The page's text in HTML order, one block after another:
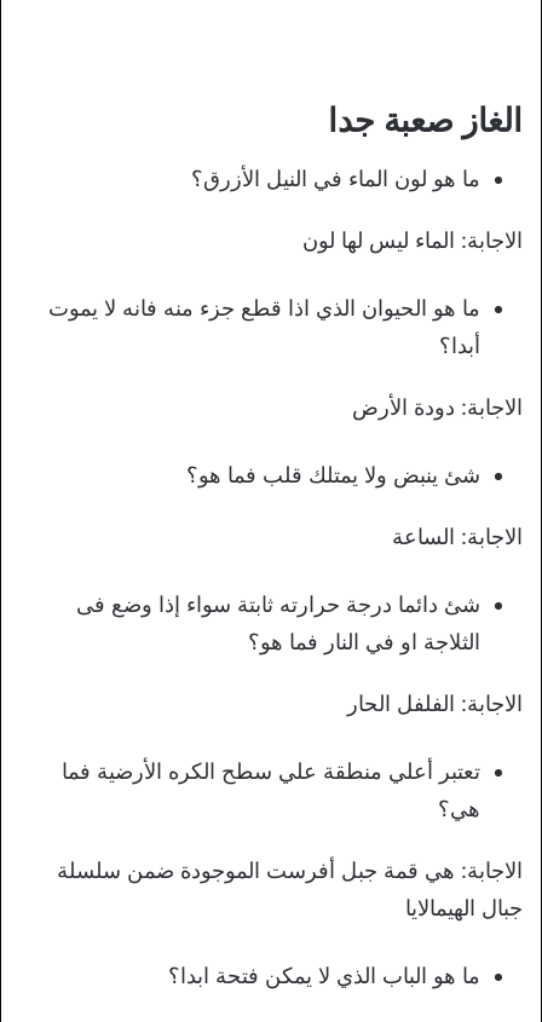
الغاز صعبة جدا
ما هو لون الماء في النيل الأزرق؟
الاجابة: الماء ليس لها لون
ما هو الحيوان الذي اذا قطع جزء منه فانه لا يموت
أبدا؟
الاجابة: دودة الأرض
شئ ينبض ولا يمتلك قلب فما هو؟
الاجابة: الساعة
شئ دائما درجة حرارته ثابتة سواء إذا وضع فى
الثلاجة او في النار فما هو؟
الاجابة: الفلفل الحار
تعتبر أعلي منطقة علي سطح الكره الأرضية فما
هي؟
الاجابة: هي قمة جبل أفرست الموجودة ضمن سلسلة
جبال الهيمالايا
ما هو الباب الذي لا يمكن فتحة ابدا؟